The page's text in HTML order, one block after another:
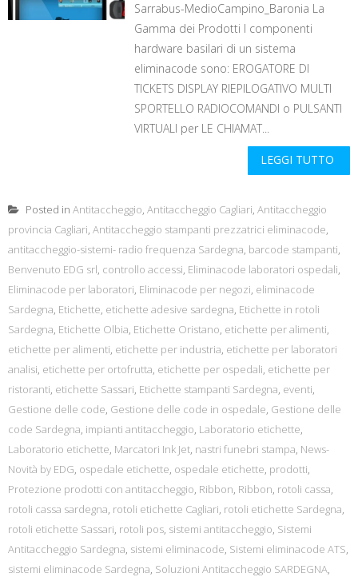
Sarrabus-MedioCampino_Baronia La
Gamma dei Prodotti I componenti
hardware basilari di un sistema
eliminacode sono: EROGATORE DI
TICKETS DISPLAY RIEPILOGATIVO MULTI
SPORTELLO RADIOCOMANDI o PULSANTI
VIRTUALI per LE CHIAMAT...
LEGGI TUTTO
Posted in Antitaccheggio, Antitaccheggio Cagliari, Antitaccheggio
provincia Cagliari, Antitaccheggio stampanti prezzatrici eliminacode,
antitaccheggio-sistemi- radio frequenza Sardegna, barcode stampanti,
Benvenuto EDG srl, controllo accessi, Eliminacode laboratori ospedali,
Eliminacode per laboratori, Eliminacode per negozi, eliminacode
Sardegna, Etichette, etichette adesive sardegna, Etichette in rotoli
Sardegna, Etichette Olbia, Etichette Oristano, etichette per alimenti,
etichette per alimenti, etichette per industria, etichette per laboratori
analisi, etichette per ortofrutta, etichette per ospedali, etichette per
ristoranti, etichette Sassari, Etichette stampanti Sardegna, eventi,
Gestione delle code, Gestione delle code in ospedale, Gestione delle
code Sardegna, impianti antitaccheggio, Laboratorio etichette,
Laboratorio etichette, Marcatori Ink Jet, nastri funebri stampa, News-
Novità by EDG, ospedale etichette, ospedale etichette, prodotti,
Protezione prodotti con antitaccheggio, Ribbon, Ribbon, rotoli cassa,
rotoli cassa sardegna, rotoli etichette Cagliari, rotoli etichette Sardegna,
rotoli etichette Sassari, rotoli pos, sistemi antitaccheggio, Sistemi
Antitaccheggio Sardegna, sistemi eliminacode, Sistemi eliminacode ATS,
sistemi eliminacode Sardegna, Soluzioni Antitaccheggio SARDEGNA,